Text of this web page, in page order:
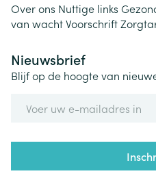
Over ons Nuttige links
van wachtVoorschrift
Nieuwsbrief
Blijf op de hoogte van